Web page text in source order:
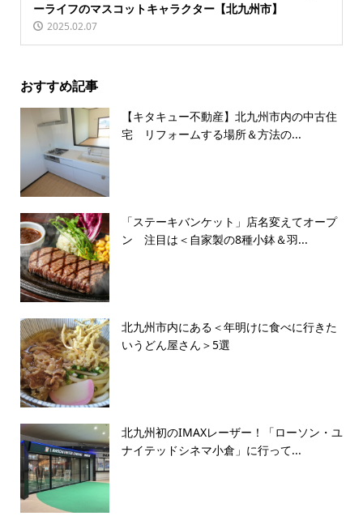
ーライフのマスコットキャラクター【北九州市】
2025.02.07
おすすめ記事
【キタキュー不動産】北九州市内の中古住
宅 リフォームする場所＆方法の...
「ステーキバンケット」店名変えてオープ
ン 注目は＜自家製の8種小鉢＆羽...
北九州市内にある＜年明けに食べに行きた
いうどん屋さん＞5選
北九州初のIMAXレーザー！「ローソン・ユ
ナイテッドシネマ小倉」に行って...